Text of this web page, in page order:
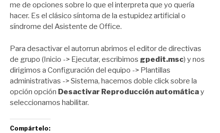
me de opciones sobre lo que el interpreta que yo quería
hacer. Es el clásico síntoma de la estupidez artificial o
síndrome del Asistente de Office.
Para desactivar el autorrun abrimos el editor de directivas
de grupo (Inicio -> Ejecutar, escribimos gpedit.msc) y nos
dirigimos a Configuración del equipo -> Plantillas
administrativas -> Sistema, hacemos doble click sobre la
opción opción Desactivar Reproducción automáticay
seleccionamos habilitar.
Compártelo: